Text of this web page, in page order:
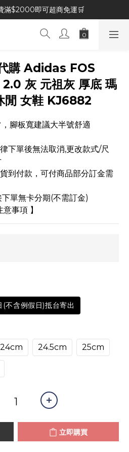
滿$2000即可超商免運🛒
購 Adidas FOS
灰 元祖灰 厚底 瑪
閒 女鞋 KJ6882
腳板寬建議大半號舒適
下單後無法取消,更改款式/尺
到付款，可付商品部分訂金需
單無卡分期(不需訂金)
事項 】
不含例假日)抵台寄出
24cm 24.5cm 25cm
立即購買